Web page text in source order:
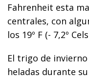
Fahrenheit esta
centrales, con
los 19º F (- 7,2º
El trigo de
heladas durante